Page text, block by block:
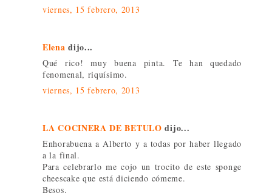
viernes, 15 febrero, 2013
Elena dijo...
Qué rico! muy buena pinta. Te han quedado
fenomenal, riquísimo.
viernes, 15 febrero, 2013
LA COCINERA DE BETULO dijo...
Enhorabuena a Alberto y a todas por haber llegado
a la final.
Para celebrarlo me cojo un trocito de este sponge
cheescake que está diciendo cómeme.
Besos.